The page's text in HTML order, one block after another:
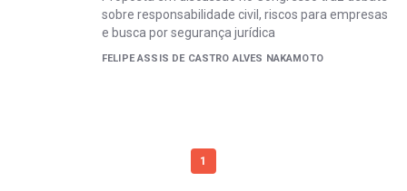
sobre responsabilidade civil, riscos para empresas
e busca por segurança jurídica
FELIPE ASSIS DE CASTRO ALVES NAKAMOTO
1